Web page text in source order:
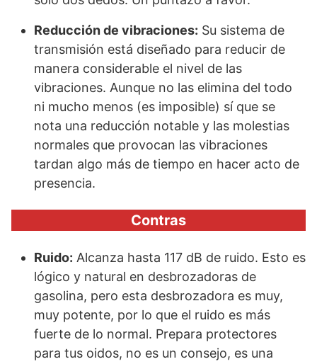
Reducción de vibraciones: Su sistema de
transmisión está diseñado para reducir de
manera considerable el nivel de las
vibraciones. Aunque no las elimina del todo
ni mucho menos (es imposible) sí que se
nota una reducción notable y las molestias
normales que provocan las vibraciones
tardan algo más de tiempo en hacer acto de
presencia.
Contras
Ruido: Alcanza hasta 117 dB de ruido. Esto es
lógico y natural en desbrozadoras de
gasolina, pero esta desbrozadora es muy,
muy potente, por lo que el ruido es más
fuerte de lo normal. Prepara protectores
para tus oidos, no es un consejo, es una